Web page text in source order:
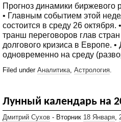
Прогноз динамики биржевого
• Главным событием этой
состоится в среду 26
транш переговоров глав
долгового кризиса в Европе.
одновременно на среду
Filed under Аналитика Астрология
Лунный календарь на
Дмитрий Сухов - Вторник 18 Января,